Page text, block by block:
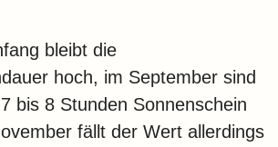
bleibt die
hoch, im September sind
bis 8 Stunden Sonnenschein
fällt der Wert allerdings